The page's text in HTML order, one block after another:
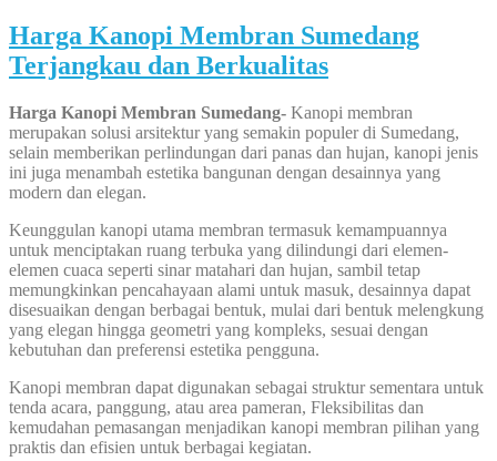
Harga Kanopi Membran Sumedang
Terjangkau dan Berkualitas
Harga Kanopi Membran Sumedang- Kanopi membran
merupakan solusi arsitektur yang semakin populer di Sumedang,
selain memberikan perlindungan dari panas dan hujan, kanopi jenis
ini juga menambah estetika bangunan dengan desainnya yang
modern dan elegan.
Keunggulan kanopi utama membran termasuk kemampuannya
untuk menciptakan ruang terbuka yang dilindungi dari elemen-
elemen cuaca seperti sinar matahari dan hujan, sambil tetap
memungkinkan pencahayaan alami untuk masuk, desainnya dapat
disesuaikan dengan berbagai bentuk, mulai dari bentuk melengkung
yang elegan hingga geometri yang kompleks, sesuai dengan
kebutuhan dan preferensi estetika pengguna.
Kanopi membran dapat digunakan sebagai struktur sementara untuk
tenda acara, panggung, atau area pameran, Fleksibilitas dan
kemudahan pemasangan menjadikan kanopi membran pilihan yang
praktis dan efisien untuk berbagai kegiatan.